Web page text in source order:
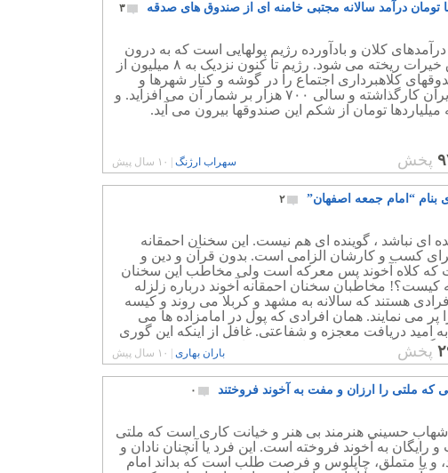
تومان درآمد سالانه مجتبی خامنه ای از صندوق های صدقه ۳
کلان و بادآورده رژیم پولهایی است که به درون
صندوق خیرات ریخته می شود. رژیم تا کنون نزدیک به ۸ میلیون از
کلاهبرداری اجتماع را در گوشه و کنار شهرها و
دهات ایران کارگذاشته و سالی ۷۰۰ هزار بر شمار آن می افزاید. و
میلیاردها تومان از شکم این صندوقها بیرون می آید.
پخش سهراب ارژنگ ۱۰ سال پیش
بنام “امام جمعه اصفهان” ۲
ای نباشد ، گوینده ای هم نیست. این سخنان احمقانه
برای کسب و کارشان الزامی است. بدون قرآن و دین و
که کلاه آخوند پس معرکه است ولی مخاطب این سخنان
کیست؟! مخاطبان سخنان احمقانه آخوند درباره زلزله
هستند که سالانه به مشهد و کربلا می روند و کیسه
پر می نمایند. همان افرادی که پول در امامزاده ها می
به امید دریافت معجزه و شفاعتی. غافل از اینکه این گوری
گریه می کنند ، کسی را در خود ندارد!
پخش باران بهاری ۱۰ سال پیش
که ملتی را ارزان و مفت به آخوند فروختند ۰
حسینی هنرمند بی هنر و خیانت کاری است که ملتی
رایگان به آخوند فروخته است. این فرد یا آنچنان نادان و
و یا متملق، چاپلوس و فرصت طلب است که بداند امام